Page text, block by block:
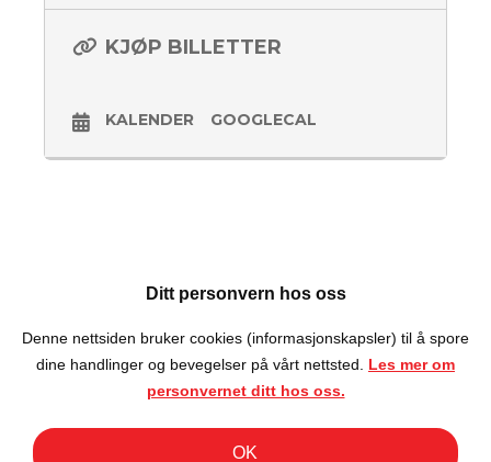
Showstart kl 20:00
KJØP BILLETTER
KALENDER GOOGLECAL
Ditt personvern hos oss
Denne nettsiden bruker cookies (informasjonskapsler) til å spore
dine handlinger og bevegelser på vårt nettsted.
Les mer om
personvernet ditt hos oss.
OK